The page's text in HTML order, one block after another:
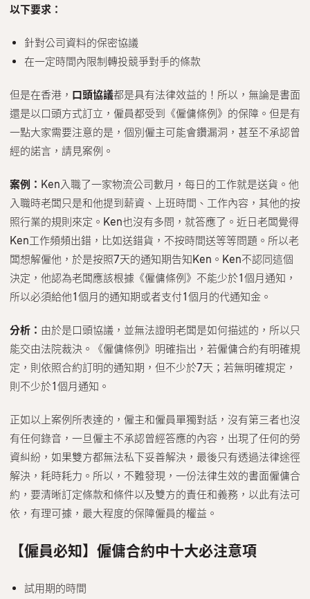
以下要求：
針對公司資料的保密協議
在一定時間內限制轉投競爭對手的條款
但是在香港， 口頭協議都是具有法律效益的！所以，無論是書面
還是以口頭方式訂立，僱員都受到《僱傭條例》的保障。但是有
一點大家需要注意的是，個別僱主可能會鑽漏洞，甚至不承認曾
經的諾言，請見案例。
案例： Ken入職了一家物流公司數月，每日的工作就是送貨。他
入職時老闆只是和他提到薪資、上班時間、工作內容，其他的按
照行業的規則來定。Ken也沒有多問，就答應了。近日老闆覺得
Ken工作頻頻出錯，比如送錯貨，不按時間送等等問題。所以老
闆想解僱他，於是按照7天的通知期告知Ken。Ken不認同這個
決定，他認為老闆應該根據《僱傭條例》不能少於1個月通知，
所以必須給他1個月的通知期或者支付1個月的代通知金。
分析： 由於是口頭協議，並無法證明老闆是如何描述的，所以只
能交由法院裁決。《僱傭條例》明確指出，若僱傭合約有明確規
定，則依照合約訂明的通知期，但不少於7天；若無明確規定，
則不少於1個月通知。
正如以上案例所表達的，僱主和僱員單獨對話，沒有第三者也沒
有任何錄音，一旦僱主不承認曾經答應的內容，出現了任何的勞
資糾紛，如果雙方都無法私下妥善解決，最後只有透過法律途徑
解決，耗時耗力。所以，不難發現，一份法律生效的書面僱傭合
約，要清晰訂定條款和條件以及雙方的責任和義務，以此有法可
依，有理可據，最大程度的保障僱員的權益。
【僱員必知】僱傭合約中十大必注意項
試用期的時間